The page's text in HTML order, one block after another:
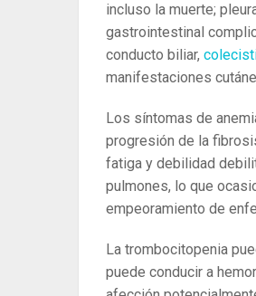
incluso la muerte;
gastrointestinal
conducto biliar,
manifestaciones
Los síntomas de
progresión de la
fatiga y debilidad
pulmones, lo que
empeoramiento de
La trombocitopenia
puede conducir a